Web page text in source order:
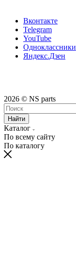
Вконтакте
Telegram
YouTube
Одноклассники
Яндекс.Дзен
2026 © NS parts
Найти
Каталог
По всему сайту
По каталогу